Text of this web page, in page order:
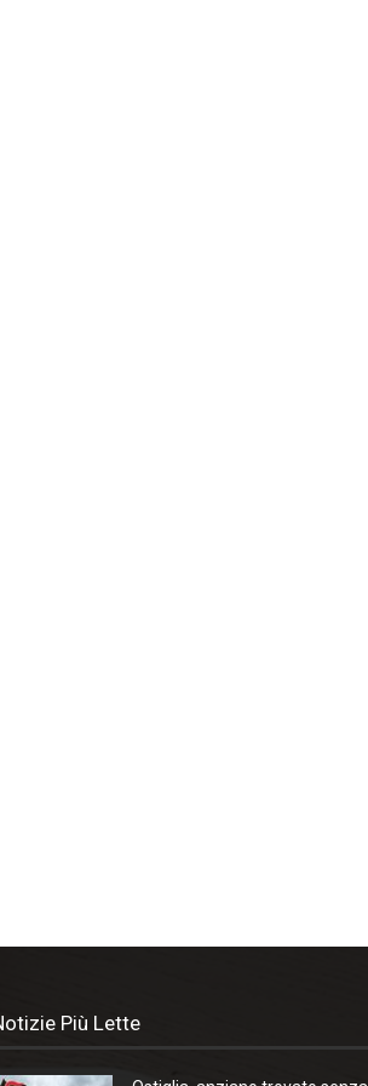
Più Lette